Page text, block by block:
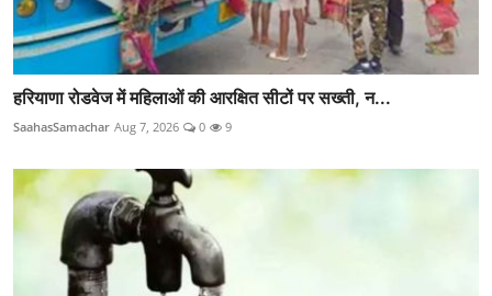
हरियाणा रोडवेज में महिलाओं की आरक्षित सीटों पर सख्ती, न...
SaahasSamachar Aug 7, 2026 0 9